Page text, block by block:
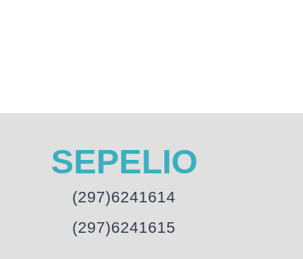
SEPELIO
(297)6241614
(297)6241615